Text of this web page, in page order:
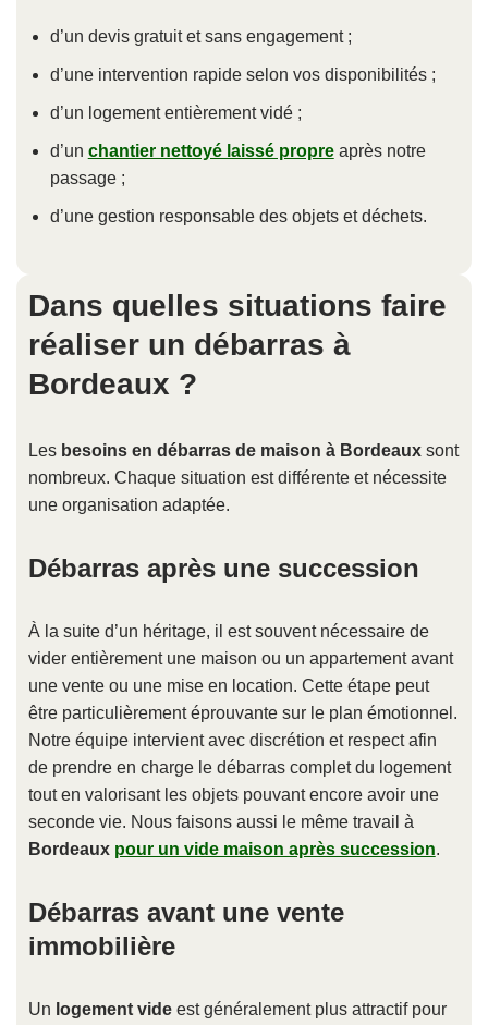
d’un devis gratuit et sans engagement ;
d’une intervention rapide selon vos disponibilités ;
d’un logement entièrement vidé ;
d’un chantier nettoyé laissé propreaprès notre
passage ;
d’une gestion responsable des objets et déchets.
Dans quelles situations faire
réaliser un débarras à
Bordeaux ?
Les besoins en débarras de maison à Bordeauxsont
nombreux. Chaque situation est différente et nécessite
une organisation adaptée.
Débarras après une succession
À la suite d’un héritage, il est souvent nécessaire de
vider entièrement une maison ou un appartement avant
une vente ou une mise en location. Cette étape peut
être particulièrement éprouvante sur le plan émotionnel.
Notre équipe intervient avec discrétion et respect afin
de prendre en charge le débarras complet du logement
tout en valorisant les objets pouvant encore avoir une
seconde vie. Nous faisons aussi le même travail à
Bordeaux pour un vide maison après succession.
Débarras avant une vente
immobilière
Un logement videest généralement plus attractif pour